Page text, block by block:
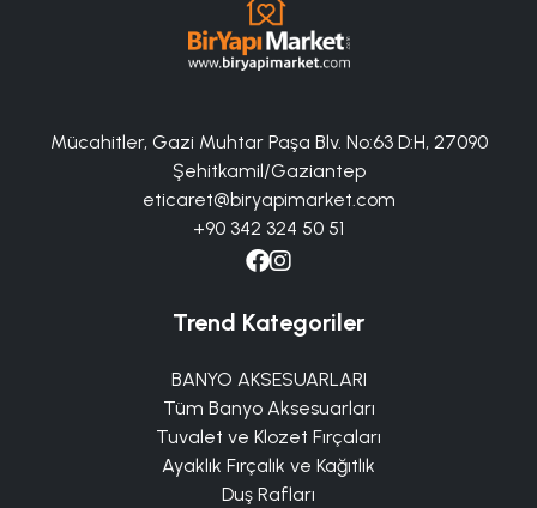
Mücahitler, Gazi Muhtar Paşa Blv. No:63 D:H, 27090
Şehitkamil/Gaziantep
eticaret@biryapimarket.com
+90 342 324 50 51
Trend Kategoriler
BANYO AKSESUARLARI
Tüm Banyo Aksesuarları
Tuvalet ve Klozet Fırçaları
Ayaklık Fırçalık ve Kağıtlık
Duş Rafları